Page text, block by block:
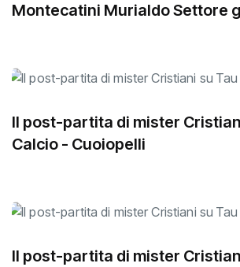
Montecatini Murialdo Settore
Il post-partita di mister
Calcio - Cuoiopelli
Il post-partita di mister